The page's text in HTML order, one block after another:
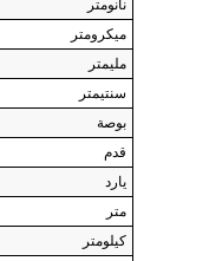
نانومتر
ميكرومتر
مليمتر
سنتيمتر
بوصة
قدم
يارد
متر
كيلومتر